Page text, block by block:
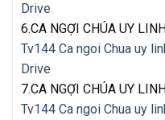
Drive
6.CA NGỢI CHÚA UY
Tv144 Ca ngoi Chua uy
Drive
7.CA NGỢI CHÚA UY
Tv144 Ca ngoi Chua uy